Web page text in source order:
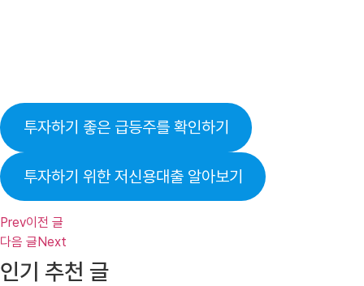
투자하기 좋은 급등주를 확인하기
투자하기 위한 저신용대출 알아보기
Prev이전 글
다음 글Next
인기 추천 글